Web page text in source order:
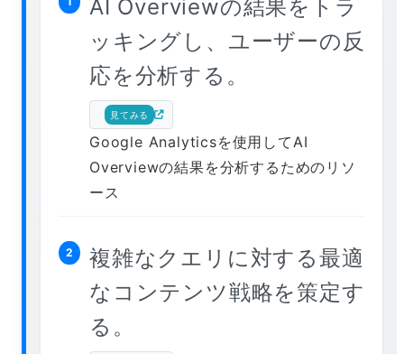
AI Overviewの結果をトラ
ッキングし、ユーザーの反
応を分析する。
見てみる
Google Analyticsを使用してAI
Overviewの結果を分析するためのリソ
ース
2
複雑なクエリに対する最適
なコンテンツ戦略を策定す
る。